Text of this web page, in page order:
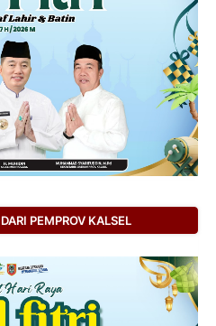
PEMPROV KALSEL